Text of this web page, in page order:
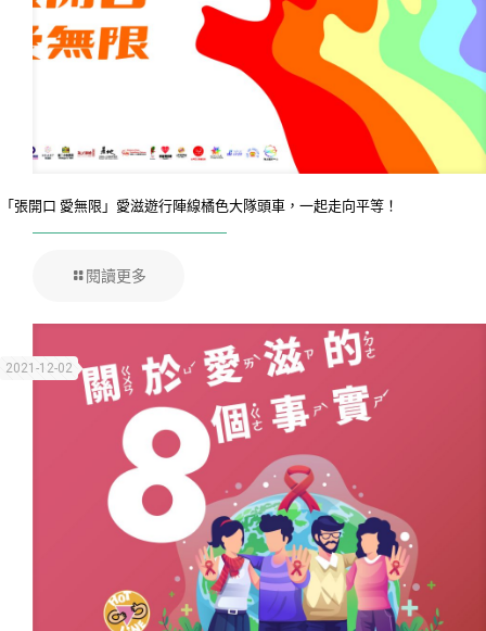
「張開口 愛無限」愛滋遊行陣線橘色大隊頭車，一起走向平等！
閱讀更多
2021-12-02